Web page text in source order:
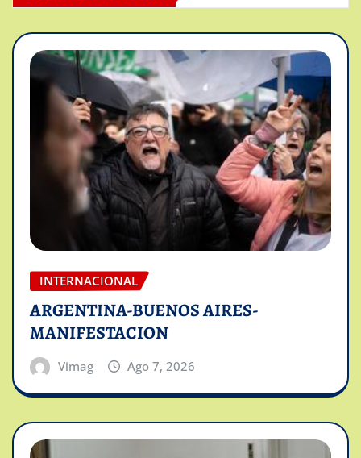
INTERNACIONAL
ARGENTINA-BUENOS AIRES-
MANIFESTACION
Vimag Ago 7, 2026